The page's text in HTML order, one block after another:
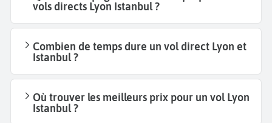
vols directs Lyon Istanbul ?
Combien de temps dure un vol direct Lyon et
Istanbul ?
Où trouver les meilleurs prix pour un vol Lyon
Istanbul ?